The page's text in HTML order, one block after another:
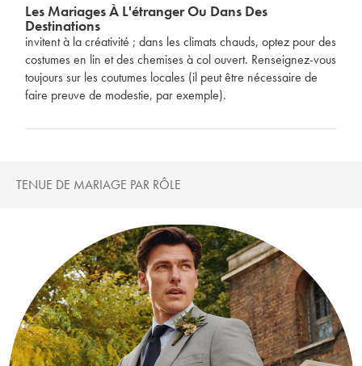
Les Mariages À L'étranger Ou Dans Des
Destinations
invitent à la créativité ; dans les climats chauds, optez pour des
costumes en lin et des chemises à col ouvert. Renseignez-vous
toujours sur les coutumes locales (il peut être nécessaire de
faire preuve de modestie, par exemple).
TENUE DE MARIAGE PAR RÔLE